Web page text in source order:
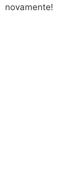
novamente!